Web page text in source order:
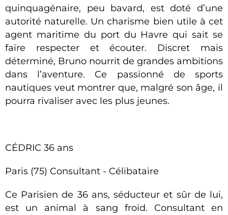
quinquagénaire, peu bavard, est doté d’une
autorité naturelle. Un charisme bien utile à cet
agent maritime du port du Havre qui sait se
faire respecter et écouter. Discret mais
déterminé, Bruno nourrit de grandes ambitions
dans l’aventure. Ce passionné de sports
nautiques veut montrer que, malgré son âge, il
pourra rivaliser avec les plus jeunes.
CÉDRIC 36 ans
Paris (75) Consultant - Célibataire
Ce Parisien de 36 ans, séducteur et sûr de lui,
est un animal à sang froid. Consultant en